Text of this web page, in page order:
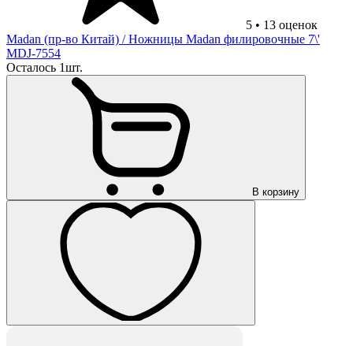
5 • 13 оценок
Madan (пр-во Китай) / Ножницы Madan филировочные 7\'
MDJ-7554
Осталось 1шт.
В корзину